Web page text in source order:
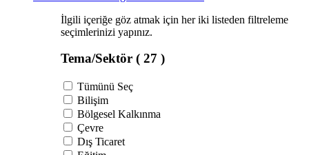
İlgili içeriğe göz atmak için her iki listeden filtreleme
seçimlerinizi yapınız.
Tema/Sektör ( 27 )
Tümünü Seç
Bilişim
Bölgesel Kalkınma
Çevre
Dış Ticaret